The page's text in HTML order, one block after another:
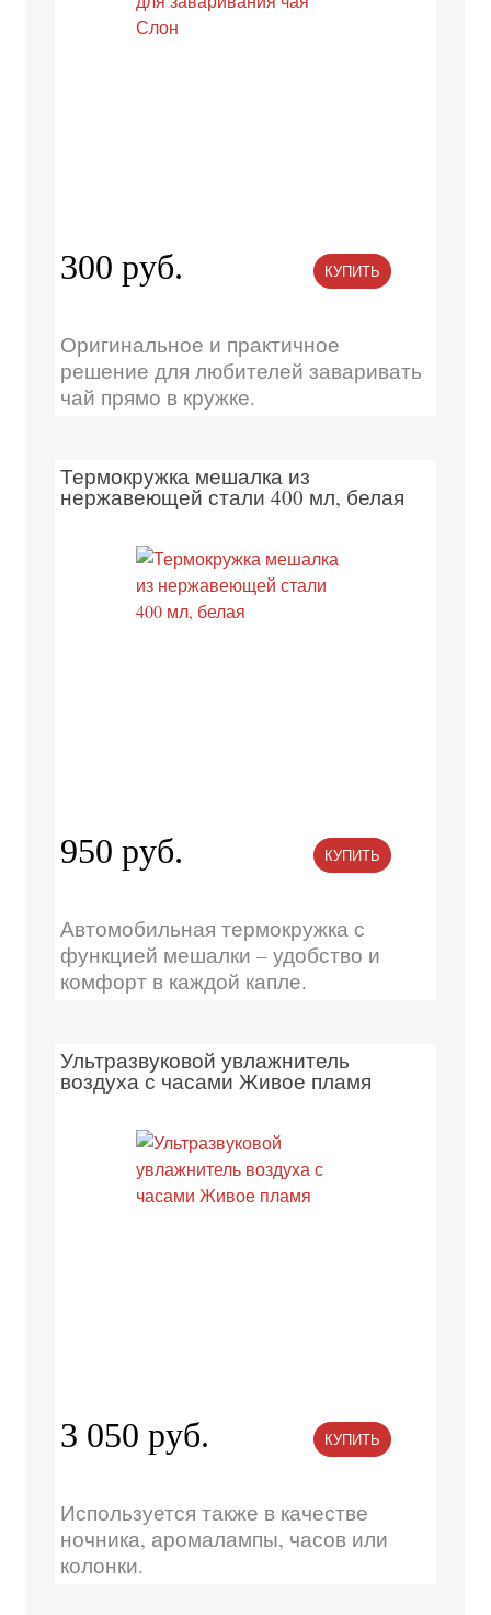
300 руб. КУПИТЬ
Оригинальное и практичное
решение для любителей заваривать
чай прямо в кружке.
Термокружка мешалка из
нержавеющей стали 400 мл, белая
950 руб. КУПИТЬ
Автомобильная термокружка с
функцией мешалки – удобство и
комфорт в каждой капле.
Ультразвуковой увлажнитель
воздуха с часами Живое пламя
3 050 руб. КУПИТЬ
Используется также в качестве
ночника, аромалампы, часов или
колонки.